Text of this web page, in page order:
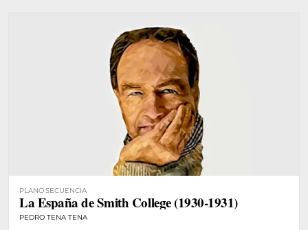
PLANO SECUENCIA
La España de Smith College (1930-1931)
PEDRO TENA TENA